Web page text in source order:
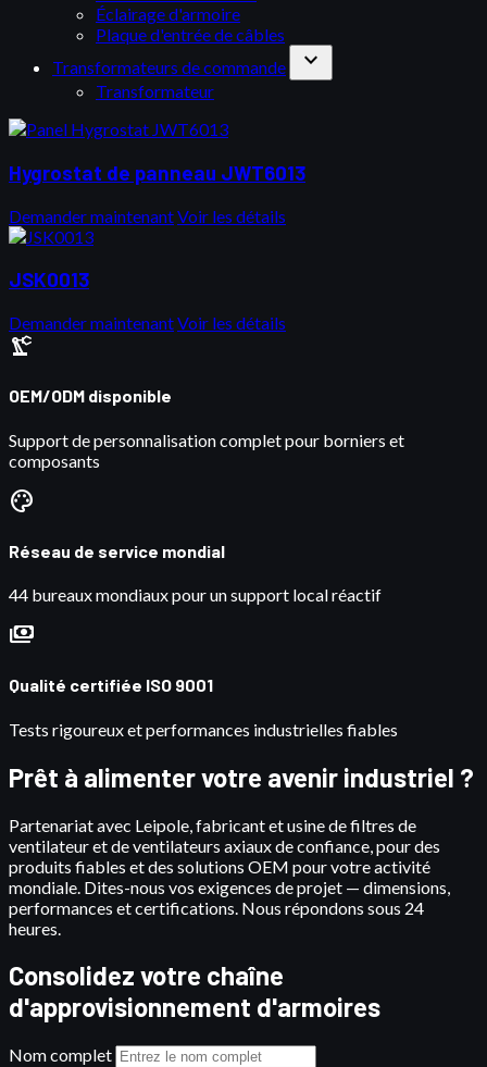
Éclairage d'armoire
Plaque d'entrée de câbles
Transformateurs de commande
expand_more
Transformateur
Hygrostat de panneau JWT6013
Demander maintenantVoir les détails
JSK0013
Demander maintenantVoir les détails
precision_manufacturing
OEM/ODM disponible
Support de personnalisation complet pour borniers et
composants
palette
Réseau de service mondial
44 bureaux mondiaux pour un support local réactif
payments
Qualité certifiée ISO 9001
Tests rigoureux et performances industrielles fiables
Prêt à alimenter votre avenir industriel ?
Partenariat avec Leipole, fabricant et usine de filtres de
ventilateur et de ventilateurs axiaux de confiance, pour des
produits fiables et des solutions OEM pour votre activité
mondiale. Dites-nous vos exigences de projet — dimensions,
performances et certifications. Nous répondons sous 24
heures.
Consolidez votre chaîne
d'approvisionnement d'armoires
Nom complet